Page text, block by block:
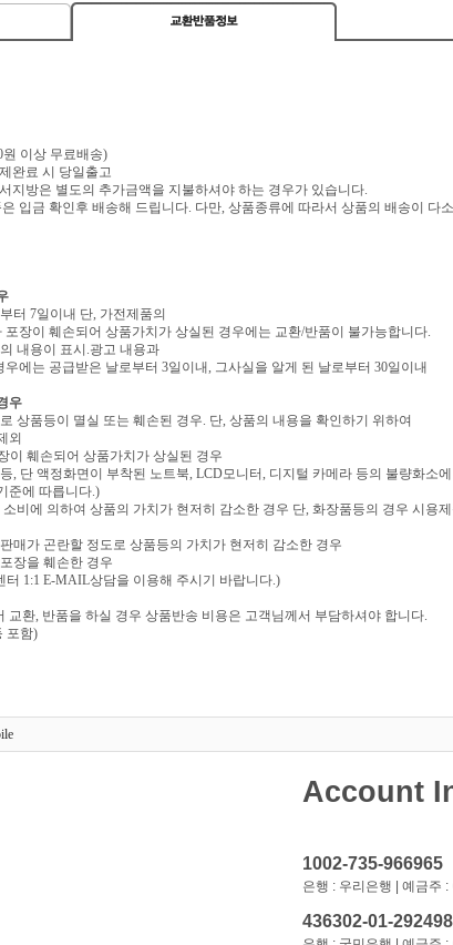
원 이상 무료배송)
완료 시 당일출고
지방은 별도의 추가금액을 지불하셔야 하는 경우가 있습니다.
입금 확인후 배송해 드립니다. 다만, 상품종류에 따라서 상품의 배송이 다
터 7일이내 단, 가전제품의
장이 훼손되어 상품가치가 상실된 경우에는 교환/반품이 불가능합니다.
내용이 표시.광고 내용과
에는 공급받은 날로부터 3일이내, 그사실을 알게 된 날로부터 30일이내
우
상품등이 멸실 또는 훼손된 경우. 단, 상품의 내용을 확인하기 위하여
외
이 훼손되어 상품가치가 상실된 경우
, 단 액정화면이 부착된 노트북, LCD모니터, 디지털 카메라 등의 불량화소에
준에 따릅니다.)
비에 의하여 상품의 가치가 현저히 감소한 경우 단, 화장품등의 경우 시용
매가 곤란할 정도로 상품등의 가치가 현저히 감소한 경우
장을 훼손한 경우
터 1:1 E-MAIL상담을 이용해 주시기 바랍니다.)
환, 반품을 하실 경우 상품반송 비용은 고객님께서 부담하셔야 합니다.
포함)
Account
1002-735-966965
은행 : 우리은행 | 예금주 :
436302-01-292498